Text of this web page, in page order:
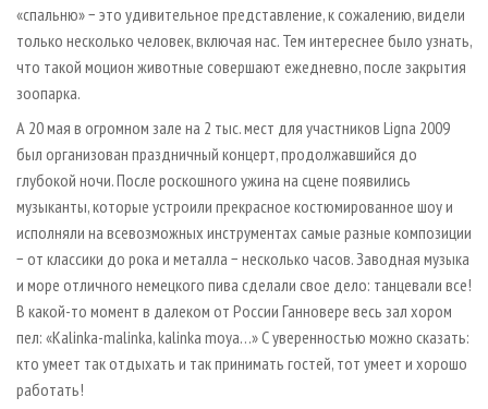
«спальню» − это удивительное представление, к сожалению, видели
только несколько человек, включая нас. Тем интереснее было узнать,
что такой моцион животные совершают ежедневно, после закрытия
зоопарка.
А 20 мая в огромном зале на 2 тыс. мест для участников Ligna 2009
был организован праздничный концерт, продолжавшийся до
глубокой ночи. После роскошного ужина на сцене появились
музыканты, которые устроили прекрасное костюмированное шоу и
исполняли на всевозможных инструментах самые разные композиции
− от классики до рока и металла − несколько часов. Заводная музыка
и море отличного немецкого пива сделали свое дело: танцевали все!
В какой-то момент в далеком от России Ганновере весь зал хором
пел: «Kalinka-malinka, kalinka moya…» С уверенностью можно сказать:
кто умеет так отдыхать и так принимать гостей, тот умеет и хорошо
работать!